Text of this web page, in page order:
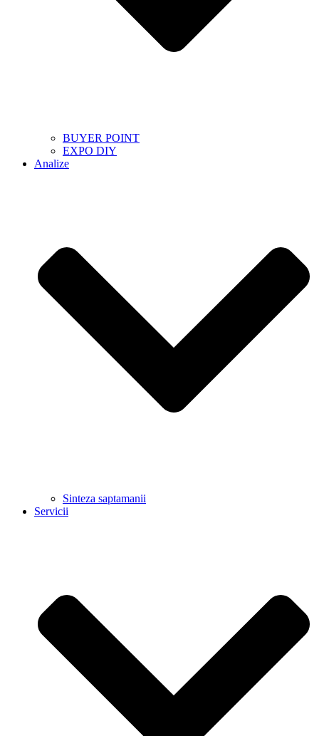
BUYER POINT
EXPO DIY
Analize
Sinteza saptamanii
Servicii